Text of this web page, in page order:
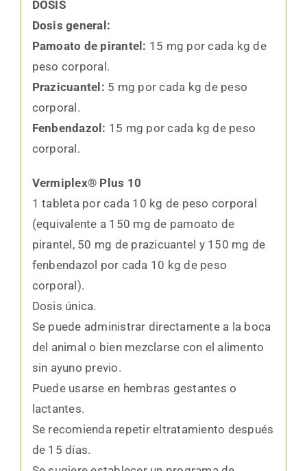
DOSIS
Dosis general:
Pamoato de pirantel: 15 mg por cada kg de
peso corporal.
Prazicuantel: 5 mg por cada kg de peso
corporal.
Fenbendazol: 15 mg por cada kg de peso
corporal.
Vermiplex® Plus 10
1 tableta por cada 10 kg de peso corporal
(equivalente a 150 mg de pamoato de
pirantel, 50 mg de prazicuantel y 150 mg de
fenbendazol por cada 10 kg de peso
corporal).
Dosis única.
Se puede administrar directamente a la boca
del animal o bien mezclarse con el alimento
sin ayuno previo.
Puede usarse en hembras gestantes o
lactantes.
Se recomienda repetir eltratamiento después
de 15 días.